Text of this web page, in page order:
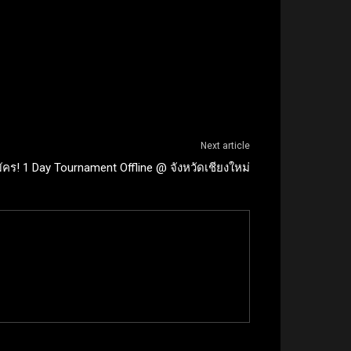
Next article
ร! 1 Day Tournament Offline @ จังหวัดเชียงใหม่